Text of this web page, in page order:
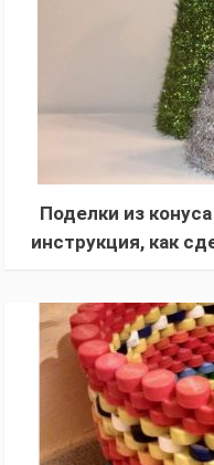
Поделки из
инструкция, как